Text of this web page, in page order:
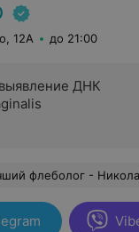
12А до 21:00
ДНК
Долго следила за результатами его работы, и вот сделала Клакс в Имрэде у доктора! Мои сосудистые